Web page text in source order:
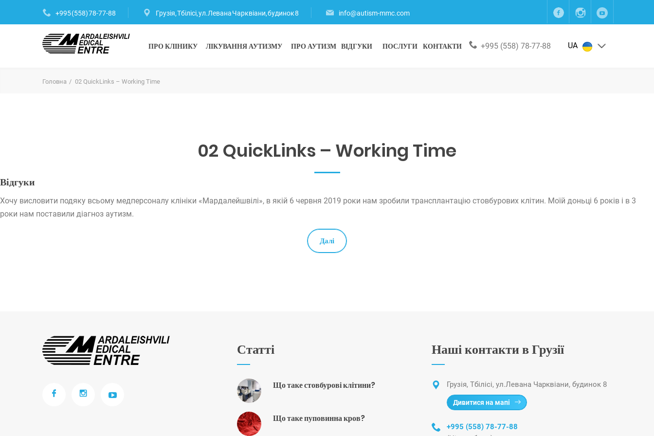
+995 (558) 78-77-88 Грузія, Тбілісі, ул.Левана Чарквіани, будинок 8 info@autism-mmc.com
ПРО КЛІНИКУ ЛІКУВАННЯ АУТИЗМУ ПРО АУТИЗМ ВІДГУКИ ПОСЛУГИ КОНТАКТИ +995 (558) 78-77-88 UA
Головна 02 QuickLinks – Working Time
02 QuickLinks – Working Time
Відгуки
Хочу висловити подяку всьому медперсоналу клініки «Мардалейшвілі», в якій 6 червня 2019 роки нам зробили трансплантацію стовбурових клітин. Моїй доньці 6 років і в 3
роки нам поставили діагноз аутизм.
Далі
Статті
Що таке стовбурові клітини?
Що таке пуповинна кров?
Наші контакти в Грузії
Грузія, Тбілісі, ул.Левана Чарквіани, будинок 8
Дивитися на мапі
+995 (558) 78-77-88